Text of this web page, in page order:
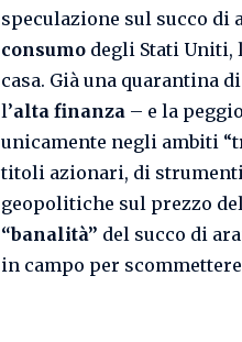
speculazione sul succo di
consumo degli Stati Uniti,
casa. Già una quarantina
l’alta finanza – e la
unicamente negli ambiti
titoli azionari, di
geopolitiche sul prezzo
“banalità” del succo di
in campo per